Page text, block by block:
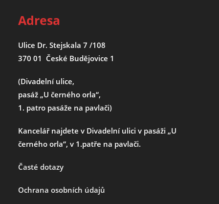
Adresa
Ulice Dr. Stejskala 7 /108
370 01 České Budějovice 1
(Divadelní ulice,
pasáž „U černého orla“,
1. patro pasáže na pavlači)
Kancelář najdete v Divadelní ulici v pasáži „U
černého orla“, v 1.patře na pavlači.
Časté dotazy
Ochrana osobních údajů